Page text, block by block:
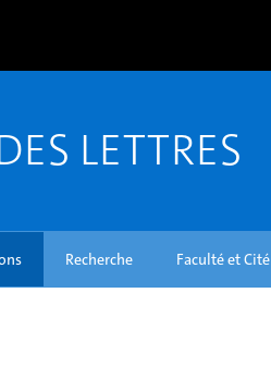
LETTRES
Recherche Faculté et Cité